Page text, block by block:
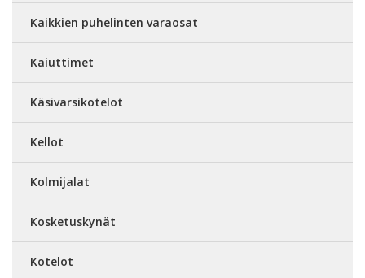
Kaikkien puhelinten varaosat
Kaiuttimet
Käsivarsikotelot
Kellot
Kolmijalat
Kosketuskynät
Kotelot